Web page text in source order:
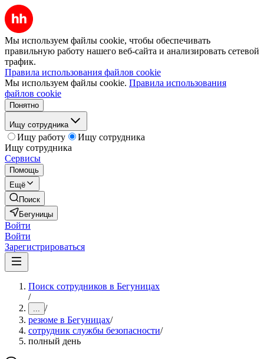
Мы используем файлы cookie, чтобы обеспечивать
правильную работу нашего веб-сайта и анализировать сетевой
трафик.
Правила использования файлов cookie
Мы используем файлы cookie. Правила использования
файлов cookie
Понятно
Ищу сотрудника
Ищу работу
Ищу сотрудника
Ищу сотрудника
Сервисы
Помощь
Ещё
Поиск
Бегуницы
Войти
Войти
Зарегистрироваться
Поиск сотрудников в Бегуницах
/
... /
резюме в Бегуницах/
сотрудник службы безопасности/
полный день